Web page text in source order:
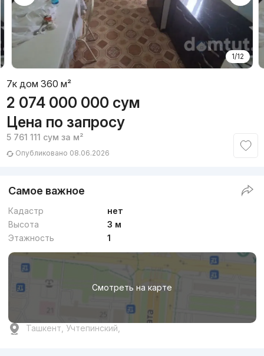
1/12
7к дом 360 м²
2 074 000 000 сум
Цена по запросу
5 761 111 сум за м²
Опубликовано 08.06.2026
Самое важное
Кадастр
нет
Высота
3 м
Этажность
1
Смотреть на карте
Ташкент, Учтепинский,